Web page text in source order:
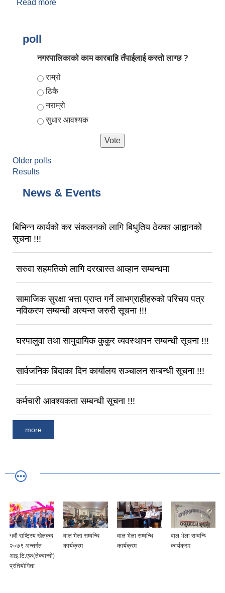
Read more
poll
नगरपालिकाको काम कारबाहि तँपाईलाई कस्तो लाग्छ ?
Choices
राम्रो
ठिकै
नराम्रो
सुधार आवश्यक
Older polls
Results
News & Events
बिभिन्न कार्यको कर संकलनको लागि बिधुतिय ठेक्का आह्वानको
सूचना !!!
सरुवा सहमतिको लागि दरखास्त आव्हान सम्बन्धमा
सामाजिक सुरक्षा भत्ता प्राप्त गर्ने लाभग्राहीहरुको परिचय पत्र
नविकरण सम्बन्धी अत्यन्त जरुरी सूचना !!!
घरपालुवा तथा सामुदायिक कुकुर व्यवस्थापन सम्बन्धी सूचना !!!
सार्वजनिक बिदाका दिन कार्यालय सञ्चालन सम्बन्धी सूचना !!!
कर्मचारी आवश्यकता सम्बन्धी सूचना !!!
more
नवौं राष्ट्रिय खेलकुद
२०७९ अन्तर्गत
आइ.टि.एफ(तेक्वान्दो)
प्रतियोगिता
वाल भेला सम्वन्धि
कार्यक्रम
वाल भेला सम्वन्धि
कार्यक्रम
वाल भेला सम्वन्धि
कार्यक्रम